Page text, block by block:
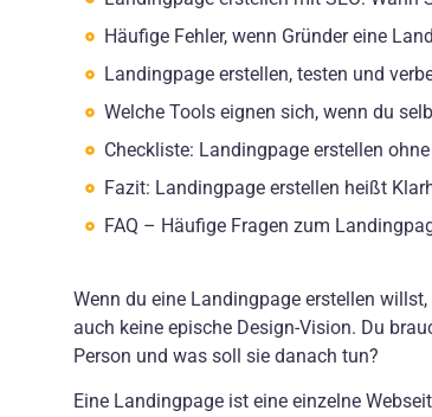
Häufige Fehler, wenn Gründer eine
Landingpage erstellen, testen und
Welche Tools eignen sich, wenn du
Checkliste: Landingpage erstellen
Fazit: Landingpage erstellen heißt
FAQ – Häufige Fragen zum
Wenn du eine Landingpage erstellen
auch keine epische Design-Vision. Du
Person und was soll sie danach tun?
Eine Landingpage ist eine einzelne